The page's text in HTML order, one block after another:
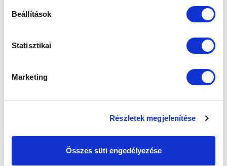
Beállítások
Statisztikai
Marketing
Részletek megjelenítése
Összes süti engedélyezése